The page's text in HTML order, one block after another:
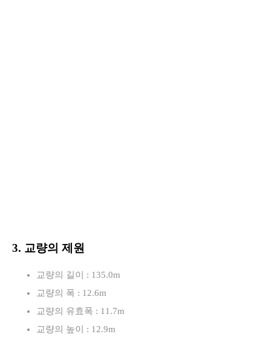
3. 교량의 제원
교량의 길이 : 135.0m
교량의 폭 : 12.6m
교량의 유효폭 : 11.7m
교량의 높이 : 12.9m